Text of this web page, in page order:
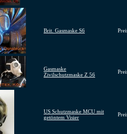
Brit. Gasmaske S6
Gasmaske
Zivilschutzmaske Z 56
US Schutzmaske MCU mit
getöntem Visier